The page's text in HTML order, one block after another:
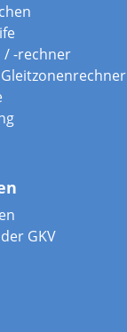
/ -rechner
GKV